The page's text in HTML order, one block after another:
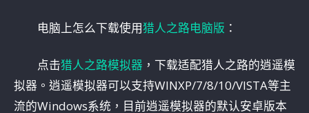
电脑上怎么下载使用猎人之路电脑版 ：
点击猎人之路模拟器 ，下载适配猎人之路的逍遥模
拟器。逍遥模拟器可以支持WINXP/7/8/10/VISTA等主
流的Windows系统，目前逍遥模拟器的默认安卓版本